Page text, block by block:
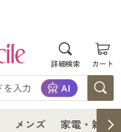
詳細検索 カート
メンズ 家電・雑貨